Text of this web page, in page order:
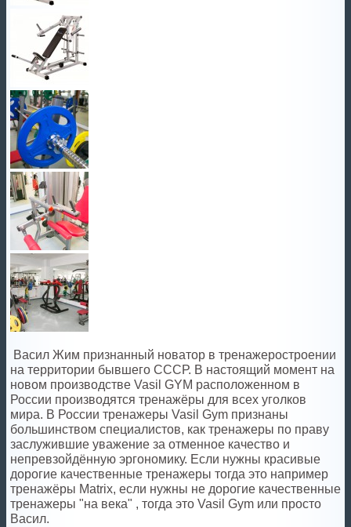
Васил Жим признанный новатор в тренажеростроении
на территории бывшего СССР. В настоящий момент на
новом производстве Vasil GYM расположенном в
России производятся тренажёры для всех уголков
мира. В России тренажеры Vasil Gym признаны
большинством специалистов, как тренажеры по праву
заслужившие уважение за отменное качество и
непревзойдённую эргономику. Если нужны красивые
дорогие качественные тренажеры тогда это например
тренажёры Matrix, если нужны не дорогие качественные
тренажеры "на века" , тогда это Vasil Gym или просто
Васил.